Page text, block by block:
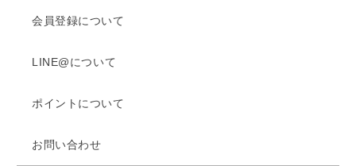
会員登録について
LINE@について
ポイントについて
お問い合わせ